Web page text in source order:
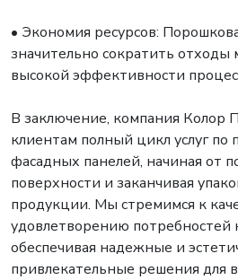
• Экономия ресурсов:
значительно сократить отходы
высокой эффективности
В заключение, компания Колор
клиентам полный цикл услуг по
фасадных панелей, начиная от
поверхности и заканчивая
продукции. Мы стремимся к
удовлетворению потребностей
обеспечивая надежные и
привлекательные решения для